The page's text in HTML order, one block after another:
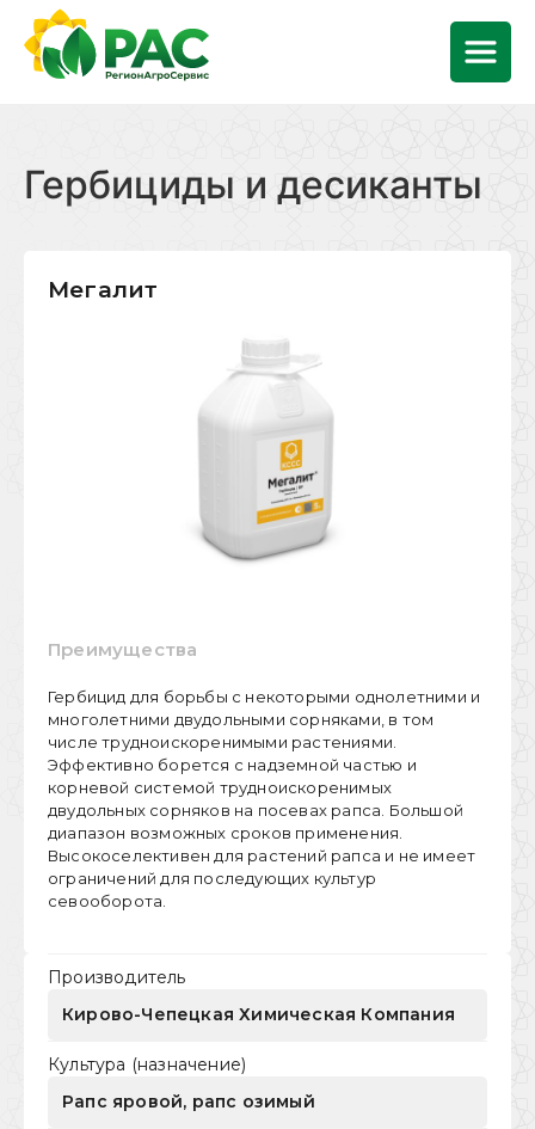
Гербициды и десиканты
Мегалит
Преимущества
Гербицид для борьбы с некоторыми однолетними и
многолетними двудольными сорняками, в том
числе трудноискоренимыми растениями.
Эффективно борется с надземной частью и
корневой системой трудноискоренимых
двудольных сорняков на посевах рапса. Большой
диапазон возможных сроков применения.
Высокоселективен для растений рапса и не имеет
ограничений для последующих культур
севооборота.
Производитель
Кирово-Чепецкая Химическая Компания
Культура (назначение)
Рапс яровой, рапс озимый